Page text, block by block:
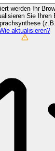
werden
Ihr
Sie Ihren
aktualisieren?